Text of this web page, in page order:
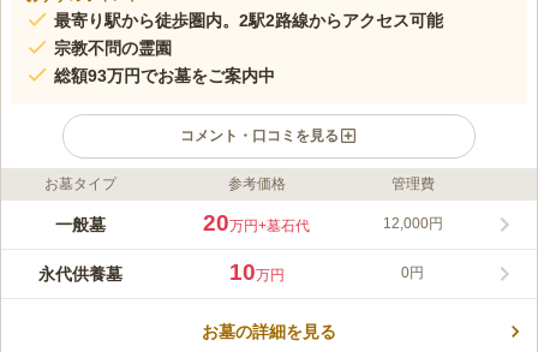
最寄り駅から徒歩圏内。2駅2路線からアクセス可能
宗教不問の霊園
総額93万円でお墓をご案内中
コメント・口コミを見る
ライフドット編集部のコメント
入谷駅前墓苑は、最寄駅からアクセス抜群の利用しやすい霊園で
養墓もあるため、愛するペットの眠れる場所をお探しの方にもお
すすめです。コンビニが近くにあるので、万一の忘れ物の際にも
お墓タイプ 参考価格 管理費
一般墓 20万円+墓石代 12,000円
永代供養墓 10万円 0円
お墓の詳細を見る